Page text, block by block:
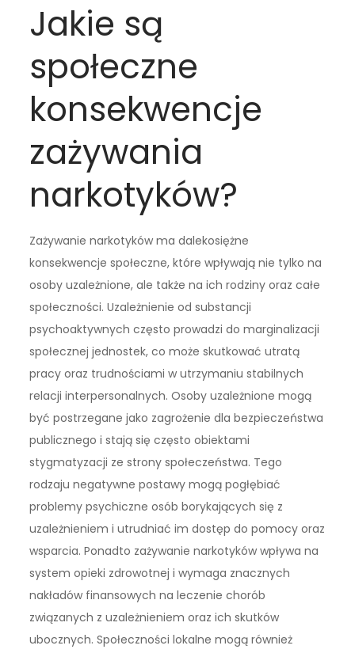
Jakie są
społeczne
konsekwencje
zażywania
narkotyków?
Zażywanie narkotyków ma dalekosiężne
konsekwencje społeczne, które wpływają nie tylko na
osoby uzależnione, ale także na ich rodziny oraz całe
społeczności. Uzależnienie od substancji
psychoaktywnych często prowadzi do marginalizacji
społecznej jednostek, co może skutkować utratą
pracy oraz trudnościami w utrzymaniu stabilnych
relacji interpersonalnych. Osoby uzależnione mogą
być postrzegane jako zagrożenie dla bezpieczeństwa
publicznego i stają się często obiektami
stygmatyzacji ze strony społeczeństwa. Tego
rodzaju negatywne postawy mogą pogłębiać
problemy psychiczne osób borykających się z
uzależnieniem i utrudniać im dostęp do pomocy oraz
wsparcia. Ponadto zażywanie narkotyków wpływa na
system opieki zdrowotnej i wymaga znacznych
nakładów finansowych na leczenie chorób
związanych z uzależnieniem oraz ich skutków
ubocznych. Społeczności lokalne mogą również